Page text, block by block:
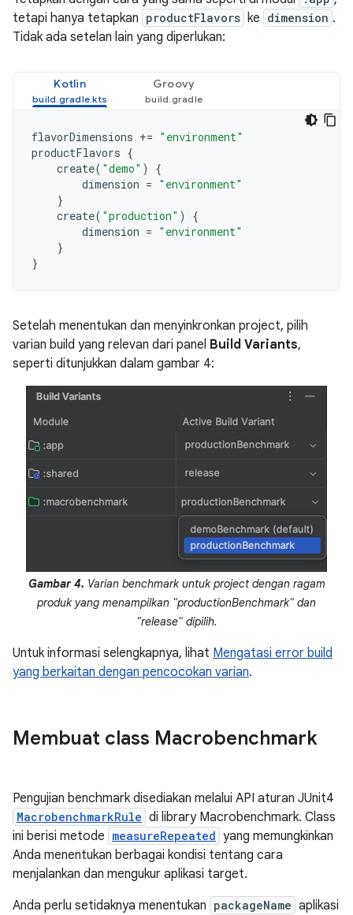
tetapi hanya tetapkan productFlavors ke dimension .
Tidak ada setelan lain yang diperlukan:
Kotlin Groovy
flavorDimensions += "environment"
productFlavors {
create( "demo" )
{
dimension = "environment"
}
create( "production" )
{
dimension = "environment"
}
}
Setelah menentukan dan menyinkronkan project, pilih
varian build yang relevan dari panel Build Variants,
seperti ditunjukkan dalam gambar 4:
Gambar 4. Varian benchmark untuk project dengan ragam
produk yang menampilkan "productionBenchmark" dan
"release" dipilih.
Untuk informasi selengkapnya, lihat Mengatasi error build
yang berkaitan dengan pencocokan varian.
Membuat class Macrobenchmark
Pengujian benchmark disediakan melalui API aturan JUnit4
MacrobenchmarkRule di library Macrobenchmark. Class
ini berisi metode measureRepeated yang memungkinkan
Anda menentukan berbagai kondisi tentang cara
menjalankan dan mengukur aplikasi target.
Anda perlu setidaknya menentukan packageName aplikasi